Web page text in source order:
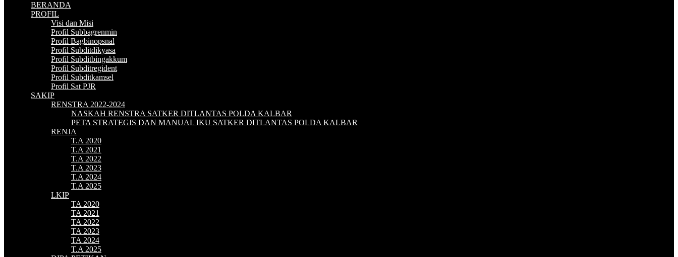
BERANDA
PROFIL
Visi dan Misi
Profil Subbagrenmin
Profil Bagbinopsnal
Profil Subditdikyasa
Profil Subditbingakkum
Profil Subditregident
Profil Subditkamsel
Profil Sat PJR
SAKIP
RENSTRA 2022-2024
NASKAH RENSTRA SATKER DITLANTAS POLDA KALBAR
PETA STRATEGIS DAN MANUAL IKU SATKER DITLANTAS POLDA KALBAR
RENJA
T.A 2020
T.A 2021
T.A 2022
T.A 2023
T.A 2024
T.A 2025
LKIP
TA 2020
TA 2021
TA 2022
TA 2023
TA 2024
T.A 2025